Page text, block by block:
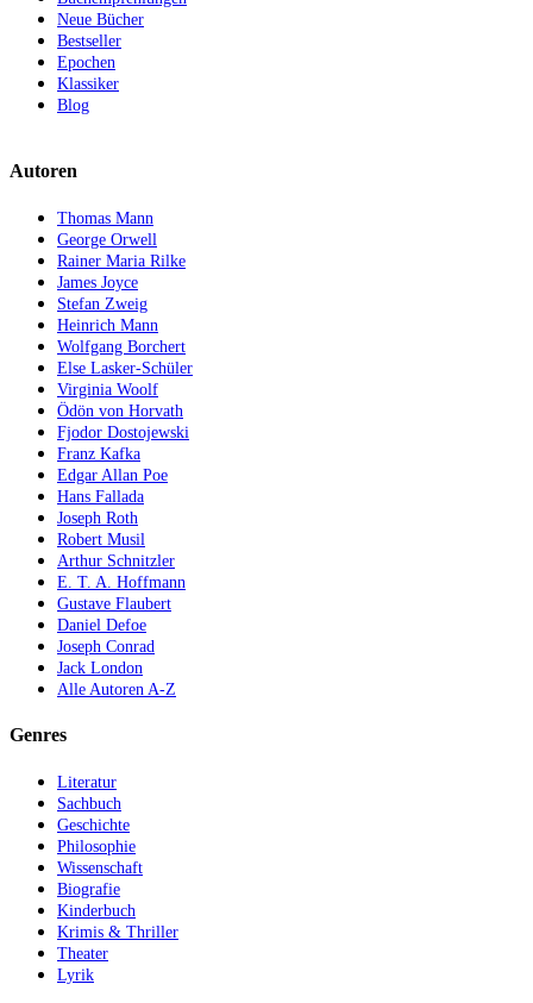
Neue Bücher
Bestseller
Epochen
Klassiker
Blog
Autoren
Thomas Mann
George Orwell
Rainer Maria Rilke
James Joyce
Stefan Zweig
Heinrich Mann
Wolfgang Borchert
Else Lasker-Schüler
Virginia Woolf
Ödön von Horvath
Fjodor Dostojewski
Franz Kafka
Edgar Allan Poe
Hans Fallada
Joseph Roth
Robert Musil
Arthur Schnitzler
E. T. A. Hoffmann
Gustave Flaubert
Daniel Defoe
Joseph Conrad
Jack London
Alle Autoren A-Z
Genres
Literatur
Sachbuch
Geschichte
Philosophie
Wissenschaft
Biografie
Kinderbuch
Krimis & Thriller
Theater
Lyrik